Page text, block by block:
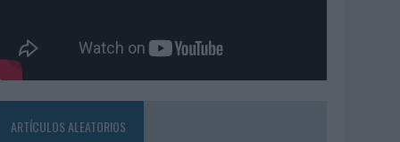
ARTÍCULOS ALEATORIOS